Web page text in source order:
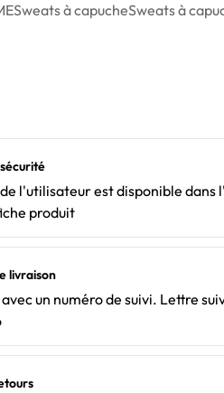
Sweats à capucheSweats à
l'utilisateur est disponible
produit
livraison
un numéro de suivi. Lettre